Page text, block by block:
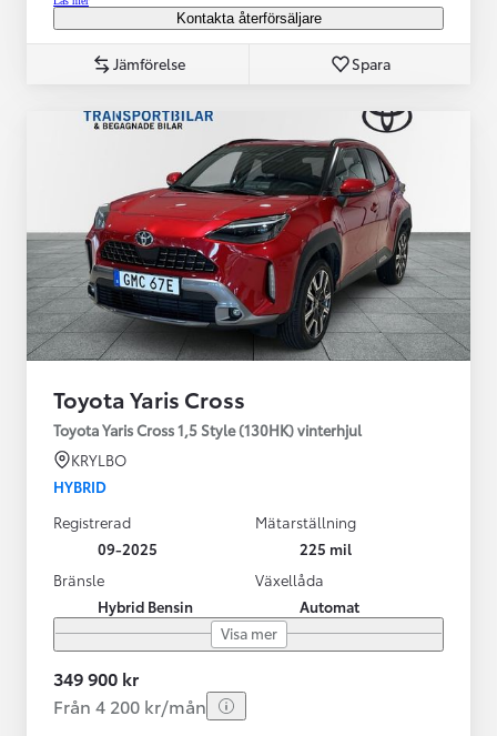
Kontakta återförsäljare
Jämförelse Spara
Toyota Yaris Cross
Toyota Yaris Cross 1,5 Style (130HK) vinterhjul
KRYLBO
HYBRID
Registrerad
09-2025
Mätarställning
225 mil
Bränsle
Hybrid Bensin
Växellåda
Automat
Visa mer
349 900 kr
Från 4 200 kr/mån